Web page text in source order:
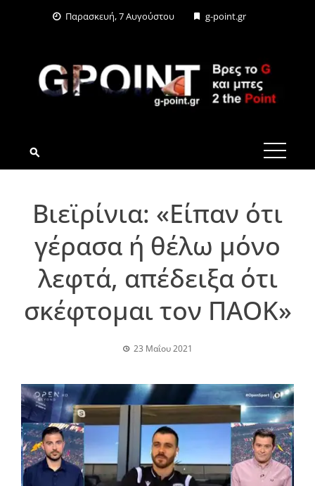
Παρασκευή, 7 Αυγούστου g-point.gr
G-POINT.GR
Βιεϊρίνια: «Είπαν ότι
γέρασα ή θέλω μόνο
λεφτά, απέδειξα ότι
σκέφτομαι τον ΠΑΟΚ»
23 Μαΐου 2021